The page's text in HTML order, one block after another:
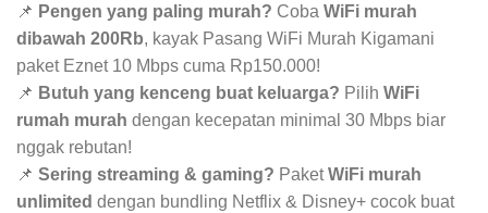
📌 Pengen yang paling murah? Coba WiFi murah
dibawah 200Rb, kayak Pasang WiFi Murah Kigamani
paket Eznet 10 Mbps cuma Rp150.000!
📌 Butuh yang kenceng buat keluarga? Pilih WiFi
rumah murah dengan kecepatan minimal 30 Mbps biar
nggak rebutan!
📌 Sering streaming & gaming? PaketWiFi murah
unlimited dengan bundling Netflix & Disney+ cocok buat